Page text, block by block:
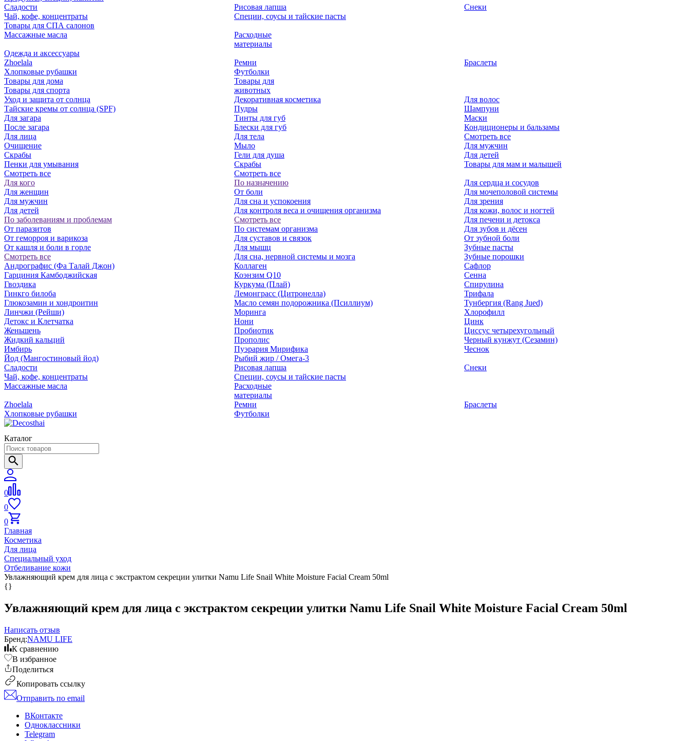
Сладости
Чай, кофе, концентраты
Рисовая лапша
Специи, соусы и тайские пасты
Снеки
Товары для СПА салонов
Массажные масла
Расходные
материалы
Одежда и аксессуары
Zhoelala
Хлопковые рубашки
Ремни
Футболки
Браслеты
Товары для дома
Товары для спорта
Товары для
животных
Уход и защита от солнца
Тайские кремы от солнца (SPF)
Для загара
После загара
Для лица
Очищение
Скрабы
Пенки для умывания
Смотреть все
Декоративная косметика
Пудры
Тинты для губ
Блески для губ
Для тела
Мыло
Гели для душа
Скрабы
Смотреть все
Для волос
Шампуни
Маски
Кондиционеры и бальзамы
Смотреть все
Для мужчин
Для детей
Товары для мам и малышей
Для кого
Для женщин
Для мужчин
Для детей
По заболеваниям и проблемам
От паразитов
Oт геморроя и варикоза
От кашля и боли в горле
Смотреть все
По назначению
От боли
Для сна и успокоения
Для контроля веса и очищения организма
Смотреть все
По системам организма
Для суставов и связок
Для мышц
Для сна, нервной системы и мозга
Для сердца и сосудов
Для мочеполовой системы
Для зрения
Для кожи, волос и ногтей
Для печени и детокса
Для зубов и дёсен
От зубной боли
Зубные пасты
Зубные порошки
Андрографис (Фа Талай Джон)
Гарциния Камбоджийская
Гвоздика
Гинкго билоба
Глюкозамин и хондроитин
Линчжи (Рейши)
Детокс и Клетчатка
Женьшень
Жидкий кальций
Имбирь
Йод (Мангостиновый йод)
Коллаген
Коэнзим Q10
Куркума (Плай)
Лемонграсс (Цитронелла)
Масло семян подорожника (Псиллиум)
Моринга
Нони
Пробиотик
Прополис
Пуэрария Мирифика
Рыбий жир / Омега-3
Сафлор
Сенна
Спирулина
Трифала
Тунбергия (Rang Jued)
Хлорофилл
Цинк
Циссус четырехугольный
Черный кунжут (Сезамин)
Чеснок
Сладости
Чай, кофе, концентраты
Рисовая лапша
Специи, соусы и тайские пасты
Снеки
Массажные масла
Расходные
материалы
Zhoelala
Хлопковые рубашки
Ремни
Футболки
Браслеты
Каталог
0
0
0
Главная
Косметика
Для лица
Специальный уход
Отбеливание кожи
Увлажняющий крем для лица с экстрактом секреции улитки Namu Life Snail White Moisture Facial Cream 50ml
{}
Увлажняющий крем для лица с экстрактом секреции улитки Namu Life Snail White Moisture Facial Cream 50ml
Написать отзыв
Бренд:NAMU LIFE
К сравнению
В избранное
Поделиться
Копировать ссылку
Отправить по email
ВКонтакте
Одноклассники
Telegram